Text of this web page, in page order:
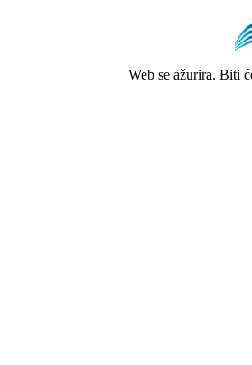
Web se ažurira. Biti